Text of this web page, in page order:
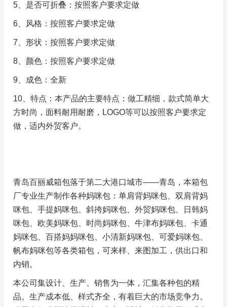
5、是否可折叠：按照客户要求定做
6、风格：按照客户要求定做
7、形状：按照客户要求定做
8、颜色：按照客户要求定做
9、成色：全新
10、特点：本产品的主要特点：做工精细，款式简单大
方时尚，面料耐用耐磨，LOGO等可以按照客户要求定
做，适内外贸客户。
青岛百丽威箱包落于第二大港口城市——青岛，本箱包
厂专业生产制作各种妈咪包：单肩背妈咪包、双肩背妈
咪包、手提妈咪包、斜挎妈咪包、外贸妈咪包、日韩妈
咪包、欧美妈咪包、时尚妈咪包、牛津布妈咪包、卡通
妈咪包、百搭妈妈咪包、小清新妈咪包、可爱妈咪包、
帆布妈咪包等各类箱包，可来样、来图加工，供出口和
内销。
本公司集设计、生产、销售为一体，汇集各种包的精
品。生产成本低、样式齐全，有着巨大的市场竞争力。